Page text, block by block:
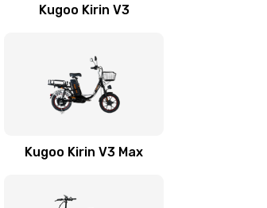
Kugoo Kirin V3
Kugoo Kirin V3 Max